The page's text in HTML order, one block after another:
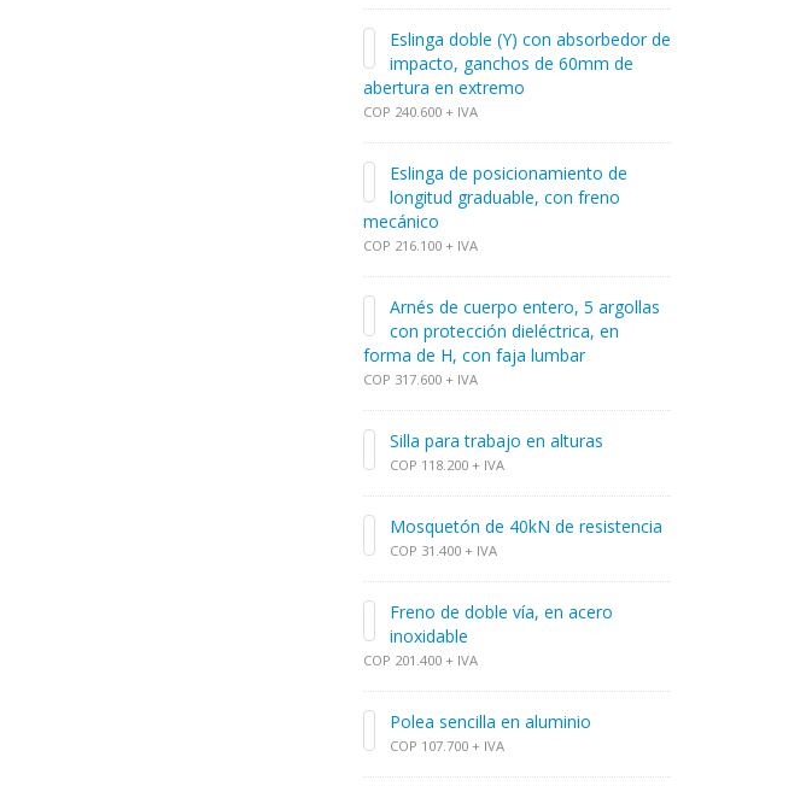
Eslinga doble (Y) con absorbedor de
impacto, ganchos de 60mm de
abertura en extremo
COP 240.600 + IVA
Eslinga de posicionamiento de
longitud graduable, con freno
mecánico
COP 216.100 + IVA
Arnés de cuerpo entero, 5 argollas
con protección dieléctrica, en
forma de H, con faja lumbar
COP 317.600 + IVA
Silla para trabajo en alturas
COP 118.200 + IVA
Mosquetón de 40kN de resistencia
COP 31.400 + IVA
Freno de doble vía, en acero
inoxidable
COP 201.400 + IVA
Polea sencilla en aluminio
COP 107.700 + IVA